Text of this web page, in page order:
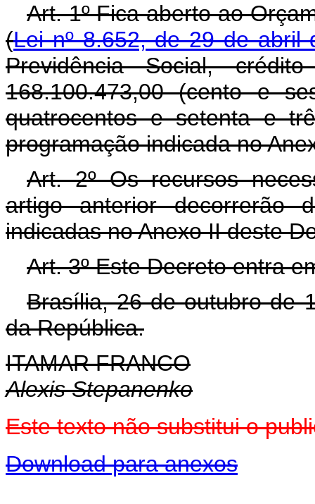
Art. 1º Fica aberto ao
(Lei nº 8.652, de 29 de abril
Previdência Social,
168.100.473,00 (cento e
quatrocentos e setenta e
programação indicada no
Art. 2º Os recursos
artigo anterior decorrerão
indicadas no Anexo II deste
Art. 3º Este Decreto entra
Brasília, 26 de outubro de
da República.
ITAMAR FRANCO
Alexis Stepanenko
Este texto não substitui o
Download para anexos